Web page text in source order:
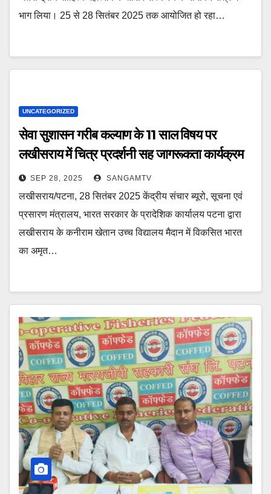
भाग लिया। 25 से 28 सितंबर 2025 तक आयोजित हो रहा…
UNCATEGORIZED
सेवा सुशासन गरीब कल्याण के 11 साल विषय पर
लखीसराय में चित्र प्रदर्शनी सह जागरूकता कार्यक्रम
का समापन
SEP 28, 2025 SANGAMTV
लखीसराय/पटना, 28 सितंबर 2025 केंद्रीय संचार ब्यूरो, सूचना एवं
प्रसारण मंत्रालय, भारत सरकार के प्रादेशिक कार्यालय पटना द्वारा
लखीसराय के कनीराम खेतान उच्च विद्यालय मैदान में विकसित भारत
का अमृत…